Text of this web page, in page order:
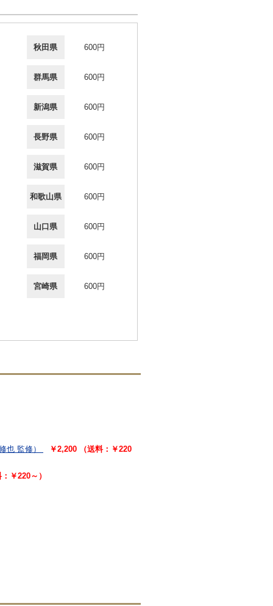
秋田県 600円
群馬県 600円
新潟県 600円
長野県 600円
滋賀県 600円
和歌山県 600円
山口県 600円
福岡県 600円
宮崎県 600円
也 監修）
￥2,200 （送料：￥220
￥220～）